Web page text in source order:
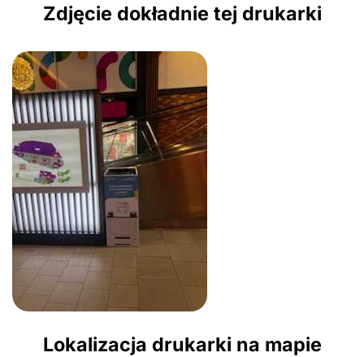
Zdjęcie dokładnie tej drukarki
Lokalizacja drukarki na mapie